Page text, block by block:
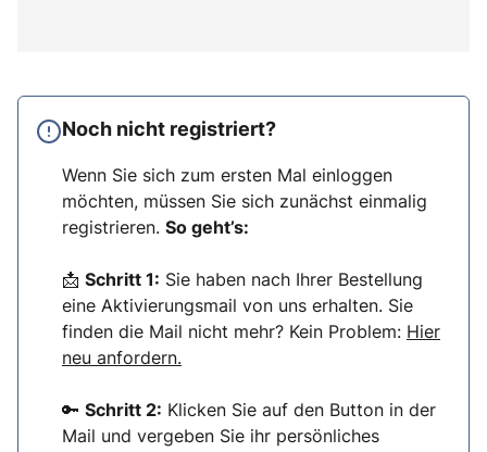
Noch nicht registriert?
Wenn Sie sich zum ersten Mal einloggen
möchten, müssen Sie sich zunächst einmalig
registrieren. So geht’s:
📩 Schritt 1: Sie haben nach Ihrer Bestellung
eine Aktivierungsmail von uns erhalten. Sie
finden die Mail nicht mehr? Kein Problem: Hier
neu anfordern.
🔑 Schritt 2: Klicken Sie auf den Button in der
Mail und vergeben Sie ihr persönliches